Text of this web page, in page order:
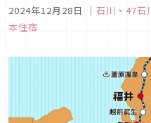
想到傳統工藝與藝術文化，因
都環繞著這個主題設計。為了
2024年12月28日 ｜ 石川 、 47石
本住宿